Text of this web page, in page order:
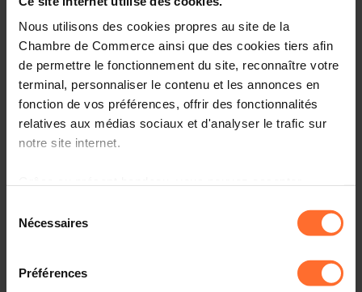
Nous utilisons des cookies propres au site de la
Chambre de Commerce ainsi que des cookies tiers afin
de permettre le fonctionnement du site, reconnaître votre
terminal, personnaliser le contenu et les annonces en
fonction de vos préférences, offrir des fonctionnalités
relatives aux médias sociaux et d'analyser le trafic sur
notre site internet.
à l’exception des cookies strictement nécessaires au
fonctionnement du site. Une description des différents
cookies est accessible sous l’onglet « Détails » ci-
dessus.
Nécessaires
Préférences
2 textes de projet
Partager cet article
Projet de règlement grand-ducal modifiant le règlement
grand-ducal modifié du 23 janvier 2003 portant
exécution de la loi du 19 décembre 2002 concernant le
registre du commerce et des sociétés ainsi que la
Veuillez trouver en annexe le document relatif au projet
de règlement grand-ducal sous rubrique ainsi que l'avis